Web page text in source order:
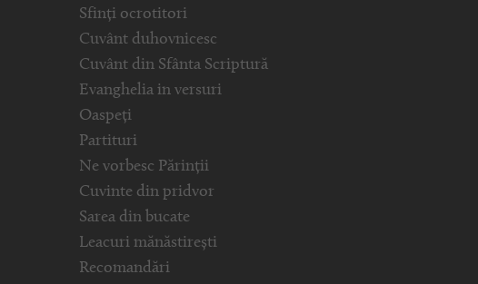
Sfinți ocrotitori
Cuvânt duhovnicesc
Cuvânt din Sfânta Scriptură
Evanghelia in versuri
Oaspeți
Partituri
Ne vorbesc Părinții
Cuvinte din pridvor
Sarea din bucate
Leacuri mănăstirești
Recomandări